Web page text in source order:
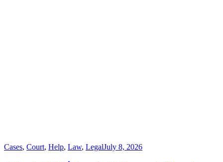
Cases, Court, Help, Law, LegalJuly 8, 2026